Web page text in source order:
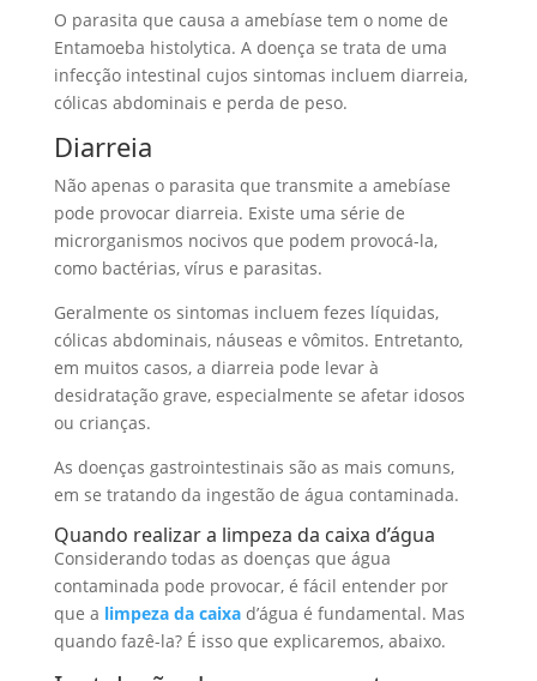
O parasita que causa a amebíase tem o nome de
Entamoeba histolytica. A doença se trata de uma
infecção intestinal cujos sintomas incluem diarreia,
cólicas abdominais e perda de peso.
Diarreia
Não apenas o parasita que transmite a amebíase
pode provocar diarreia. Existe uma série de
microrganismos nocivos que podem provocá-la,
como bactérias, vírus e parasitas.
Geralmente os sintomas incluem fezes líquidas,
cólicas abdominais, náuseas e vômitos. Entretanto,
em muitos casos, a diarreia pode levar à
desidratação grave, especialmente se afetar idosos
ou crianças.
As doenças gastrointestinais são as mais comuns,
em se tratando da ingestão de água contaminada.
Quando realizar a limpeza da caixa d’água
Considerando todas as doenças que água
contaminada pode provocar, é fácil entender por
que a limpeza da caixad’água é fundamental. Mas
quando fazê-la? É isso que explicaremos, abaixo.